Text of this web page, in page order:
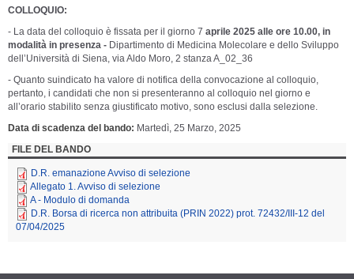
COLLOQUIO:
- La data del colloquio è fissata per il giorno 7 aprile 2025 alle ore 10.00, in
modalità in presenza - Dipartimento di Medicina Molecolare e dello Sviluppo
dell’Università di Siena, via Aldo Moro, 2 stanza A_02_36
- Quanto suindicato ha valore di notifica della convocazione al colloquio,
pertanto, i candidati che non si presenteranno al colloquio nel giorno e
all’orario stabilito senza giustificato motivo, sono esclusi dalla selezione.
Data di scadenza del bando Martedì, 25 Marzo, 2025
FILE DEL BANDO
D.R. emanazione Avviso di selezione
Allegato 1. Avviso di selezione
A - Modulo di domanda
D.R. Borsa di ricerca non attribuita (PRIN 2022) prot. 72432/III-12 del
07/04/2025